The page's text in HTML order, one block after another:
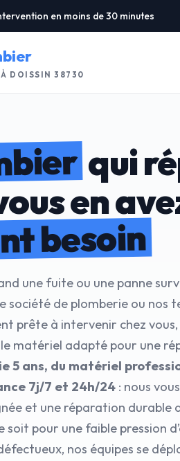
en moins de 30 minutes
DOISSIN 38730
qui
en
besoin
une fuite ou une panne
de plomberie ou nos
prête à intervenir chez
matériel adapté pour une
5 ans, du matériel
7j/7 et 24h/24 : nous
et une réparation durable
soit pour une faible pression
nos équipes se